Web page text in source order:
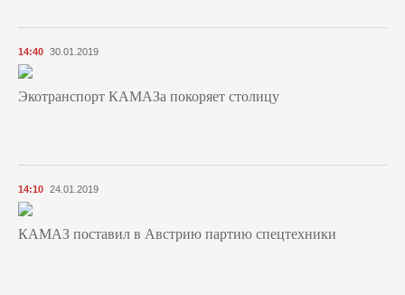
14:40 30.01.2019
Экотранспорт КАМАЗа покоряет столицу
14:10 24.01.2019
КАМАЗ поставил в Австрию партию спецтехники